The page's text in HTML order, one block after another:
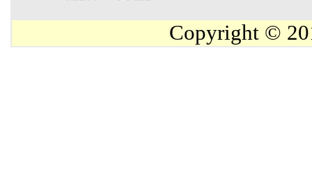
Copyright ©